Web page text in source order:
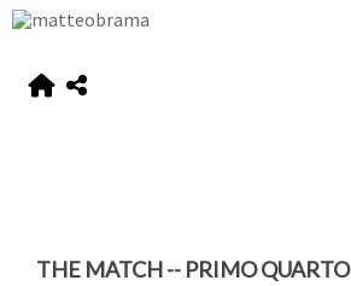
THE MATCH -- PRIMO QUARTO